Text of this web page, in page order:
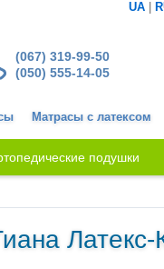
UA
(067) 319-99-50
(050) 555-14-05
Матрасы с латексом
подушки
Латекс-